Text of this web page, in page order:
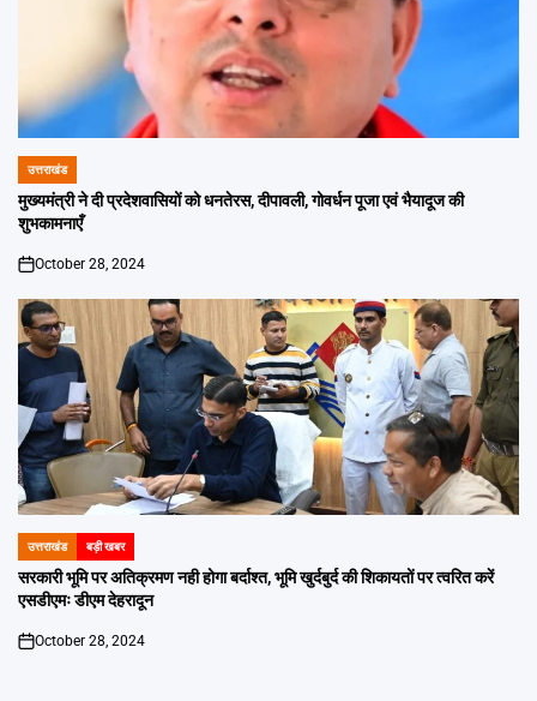
POSTED
IN
उत्तराखंड
मुख्यमंत्री ने दी प्रदेशवासियों को धनतेरस, दीपावली, गोवर्धन पूजा एवं भैयादूज की
शुभकामनाएँ
on
October 28, 2024
POSTED
IN
उत्तराखंड बड़ी खबर
सरकारी भूमि पर अतिक्रमण नही होगा बर्दाश्त, भूमि खुर्दबुर्द की शिकायतों पर त्वरित करें
एसडीएमः डीएम देहरादून
on
October 28, 2024